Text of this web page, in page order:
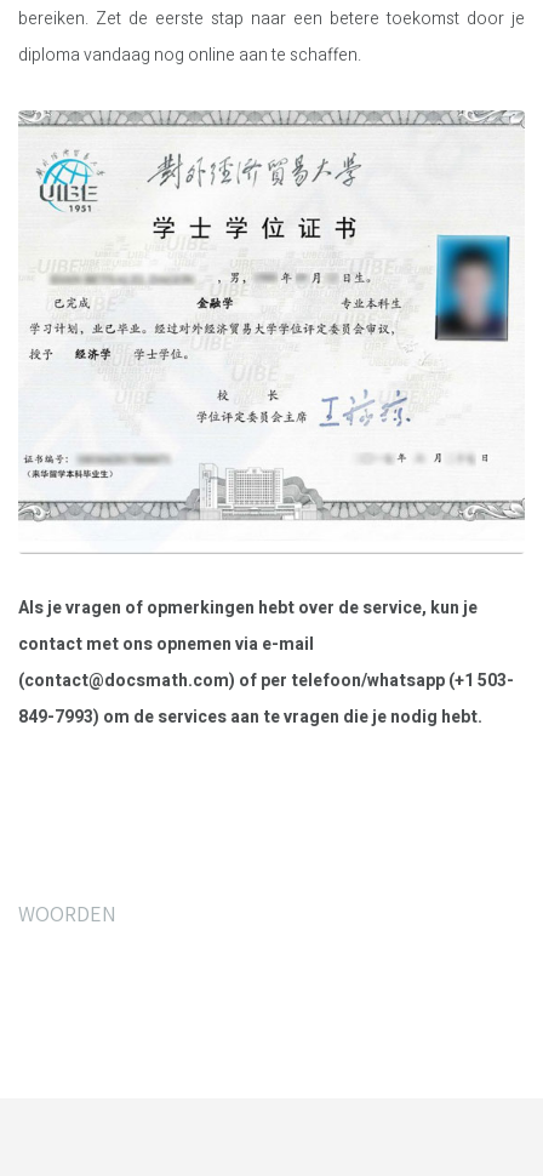
bereiken. Zet de eerste stap naar een betere toekomst door je
diploma vandaag nog online aan te schaffen.
Als je vragen of opmerkingen hebt over de service, kun je
contact met ons opnemen via e-mail
(contact@docsmath.com) of per telefoon/whatsapp (+1 503-
849-7993) om de services aan te vragen die je nodig hebt.
WOORDEN